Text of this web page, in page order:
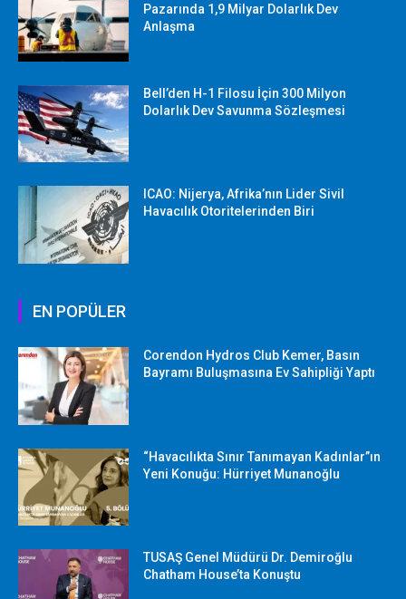
Pazarında 1,9 Milyar Dolarlık Dev
Anlaşma
Bell’den H-1 Filosu İçin 300 Milyon
Dolarlık Dev Savunma Sözleşmesi
ICAO: Nijerya, Afrika’nın Lider Sivil
Havacılık Otoritelerinden Biri
EN POPÜLER
Corendon Hydros Club Kemer, Basın
Bayramı Buluşmasına Ev Sahipliği Yaptı
“Havacılıkta Sınır Tanımayan Kadınlar”ın
Yeni Konuğu: Hürriyet Munanoğlu
TUSAŞ Genel Müdürü Dr. Demiroğlu
Chatham House’ta Konuştu